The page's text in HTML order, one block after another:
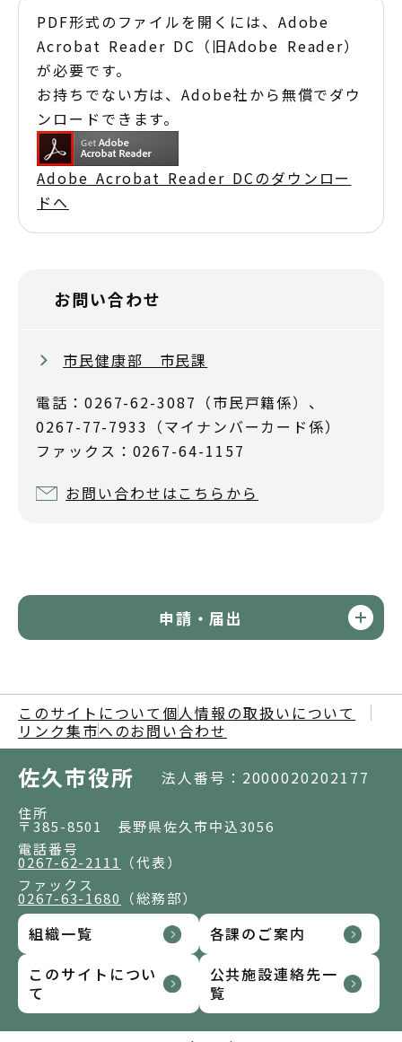
PDF形式のファイルを開くには、Adobe
Acrobat Reader DC（旧Adobe Reader）
が必要です。
お持ちでない方は、Adobe社から無償でダウ
ンロードできます。
Adobe Acrobat Reader DCのダウンロー
ドへ
お問い合わせ
市民健康部 市民課
電話：0267-62-3087（市民戸籍係）、
0267-77-7933（マイナンバーカード係）
ファックス：0267-64-1157
お問い合わせはこちらから
申請・届出
このサイトについて 個人情報の取扱いについて
リンク集市へのお問い合わせ
佐久市役所 法人番号：2000020202177
住所
〒385-8501 長野県佐久市中込3056
電話番号
0267-62-2111
（代表）
ファックス
0267-63-1680 （総務部）
組織一覧
各課のご案内
このサイトについ
て
公共施設連絡先一
覧